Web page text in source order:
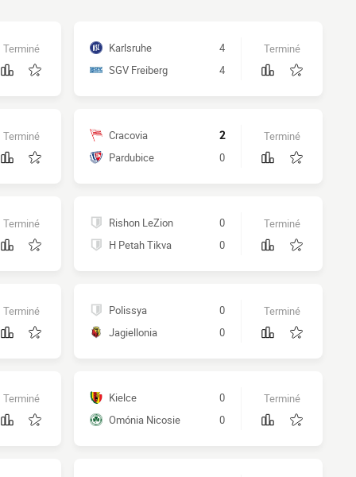
Terminé Karlsruhe
4
SGV Freiberg
4
Terminé
Terminé Cracovia
2
Pardubice
0
Terminé
Terminé Rishon LeZion
0
H Petah Tikva
0
Terminé
Terminé Polissya
0
Jagiellonia
0
Terminé
Terminé Kielce
0
Omónia Nicosie
0
Terminé